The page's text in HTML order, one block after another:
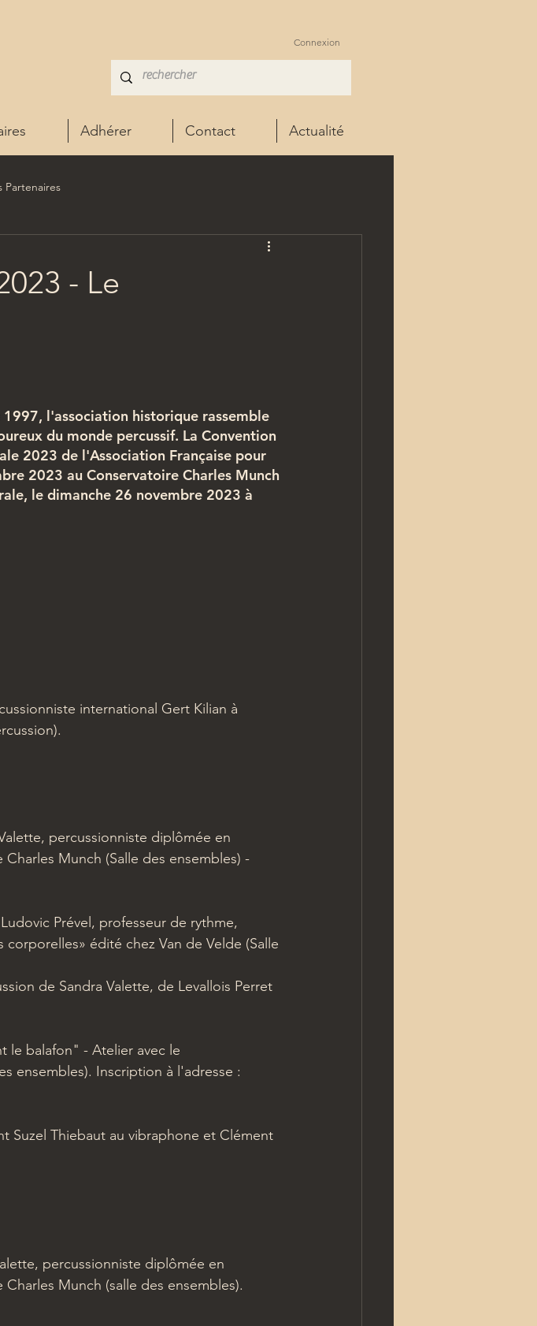
Connexion
Adhérer Contact Actualité
Partenaires
- Le
1997, l'association historique rassemble
du monde percussif. La Convention
2023 de l'Association Française pour
2023 au Conservatoire Charles Munch
le dimanche 26 novembre 2023 à
international Gert Kilian à
percussionniste diplômée en
Munch (Salle des ensembles) -
Prével, professeur de rythme,
édité chez Van de Velde (Salle
de Sandra Valette, de Levallois Perret
le balafon" - Atelier avec le
ensembles). Inscription à l'adresse :
Suzel Thiebaut au vibraphone et Clément
percussionniste diplômée en
Munch (salle des ensembles).